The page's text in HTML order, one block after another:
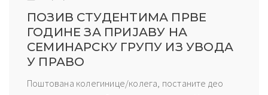
ПОЗИВ СТУДЕНТИМА ПРВЕ
ГОДИНЕ ЗА ПРИЈАВУ НА
СЕМИНАРСКУ ГРУПУ ИЗ УВОДА
У ПРАВО
Поштована колегинице/колега, постаните део